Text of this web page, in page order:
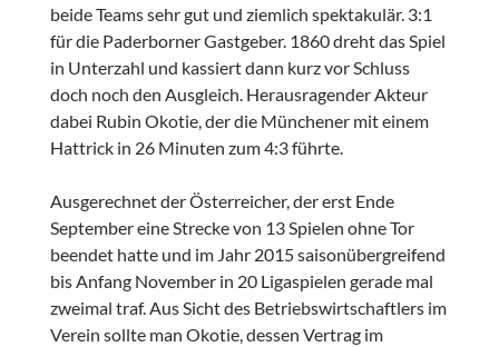
beide Teams sehr gut und ziemlich spektakulär. 3:1
für die Paderborner Gastgeber. 1860 dreht das Spiel
in Unterzahl und kassiert dann kurz vor Schluss
doch noch den Ausgleich. Herausragender Akteur
dabei Rubin Okotie, der die Münchener mit einem
Hattrick in 26 Minuten zum 4:3 führte.
Ausgerechnet der Österreicher, der erst Ende
September eine Strecke von 13 Spielen ohne Tor
beendet hatte und im Jahr 2015 saisonübergreifend
bis Anfang November in 20 Ligaspielen gerade mal
zweimal traf. Aus Sicht des Betriebswirtschaftlers im
Verein sollte man Okotie, dessen Vertrag im